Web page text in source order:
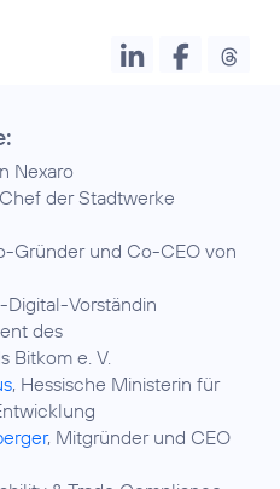
Nexaro
der Stadtwerke
Gründer und Co-CEO von
Digital-Vorständin
des
Bitkom e. V.
, Hessische Ministerin für
, Mitgründer und CEO